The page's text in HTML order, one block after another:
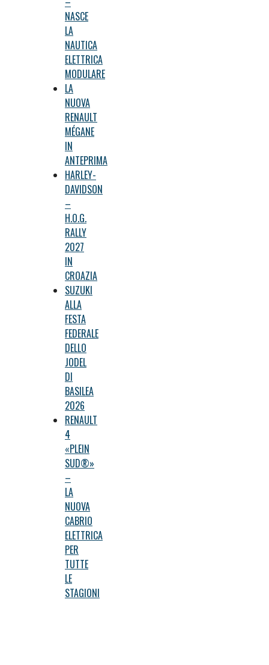
NASCE
LA
NAUTICA
ELETTRICA
MODULARE
LA
NUOVA
RENAULT
MÉGANE
IN
ANTEPRIMA
HARLEY-
DAVIDSON
–
H.O.G.
RALLY
2027
IN
CROAZIA
SUZUKI
ALLA
FESTA
FEDERALE
DELLO
JODEL
DI
BASILEA
2026
RENAULT
4
«PLEIN
SUD®»
–
LA
NUOVA
CABRIO
ELETTRICA
PER
TUTTE
LE
STAGIONI